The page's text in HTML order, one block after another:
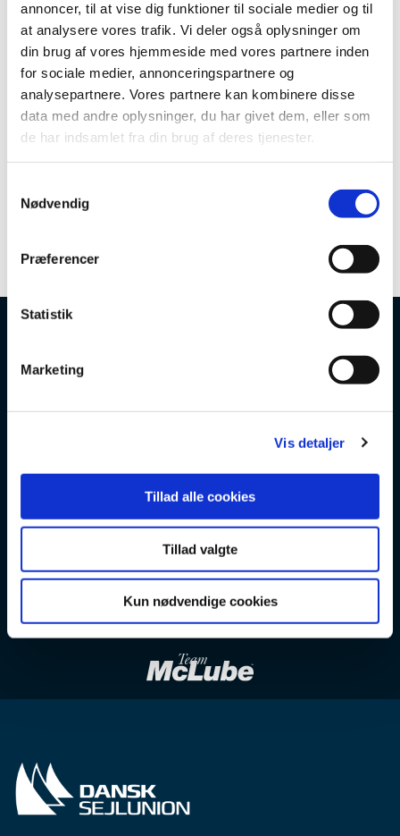
annoncer, til at vise dig funktioner til sociale medier og til
at analysere vores trafik. Vi deler også oplysninger om
din brug af vores hjemmeside med vores partnere inden
for sociale medier, annonceringspartnere og
analysepartnere. Vores partnere kan kombinere disse
data med andre oplysninger, du har givet dem, eller som
de har indsamlet fra din brug af deres tjenester.
Nødvendig
Præferencer
Statistik
Marketing
Vis detaljer
Tillad alle cookies
Tillad valgte
Kun nødvendige cookies
Marinus Tambo
Anders Alsted Eliasen
Frederic Ramsgaard Ørum
Christoffer Damgaard